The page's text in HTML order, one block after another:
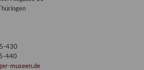
430
440
museen.de